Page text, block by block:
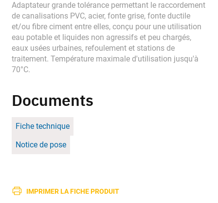
Adaptateur grande tolérance permettant le raccordement
de canalisations PVC, acier, fonte grise, fonte ductile
et/ou fibre ciment entre elles, conçu pour une utilisation
eau potable et liquides non agressifs et peu chargés,
eaux usées urbaines, refoulement et stations de
traitement. Température maximale d'utilisation jusqu'à
70°C.
Documents
Fiche technique
Notice de pose
IMPRIMER LA FICHE PRODUIT